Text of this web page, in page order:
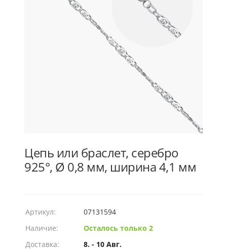
Цепь или браслет, серебро
925°, Ø 0,8 мм, ширина 4,1 мм
Артикул:
07131594
Наличие:
Осталось только 2
Доставка:
8. - 10 Авг.